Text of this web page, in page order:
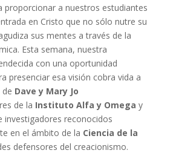
proporcionar a nuestros estudiantes
en Cristo que no sólo nutre su
sus mentes a través de la
Esta semana, nuestra
con una oportunidad
presenciar esa visión cobra vida a
Dave y Mary Jo
de la Instituto Alfa y Omega y
investigadores reconocidos
en el ámbito de la Ciencia de la
defensores del creacionismo.